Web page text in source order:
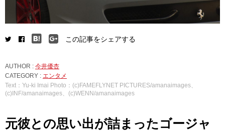
この記事をシェアする
AUTHOR : 今井優杏
CATEGORY : エンタメ
Text：Yu-ki Imai Photo：(c)FAMEFLYNET PICTURES/amanaimages、
(c)INF/amanaimages、(c)WENN/amanaimages
元彼との思い出が詰まったゴージャ